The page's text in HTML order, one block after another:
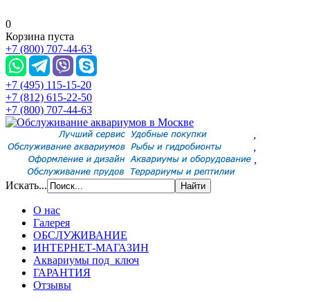
0
Корзина пуста
+7 (800) 707-44-63
+7 (495) 115-15-20
+7 (812) 615-22-50
+7 (800) 707-44-63
,
,
,
Искать...
О нас
Галерея
ОБСЛУЖИВАНИЕ
ИНТЕРНЕТ-МАГАЗИН
Аквариумы под ключ
ГАРАНТИЯ
Отзывы